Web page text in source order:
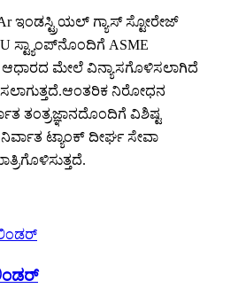
ಇಂಡಸ್ಟ್ರಿಯಲ್ ಗ್ಯಾಸ್ ಸ್ಟೋರೇಜ್
U ಸ್ಟ್ಯಾಂಪ್‌ನೊಂದಿಗೆ ASME
ಮೇಲೆ ವಿನ್ಯಾಸಗೊಳಿಸಲಾಗಿದೆ
ನಿರೋಧನ
ತಂತ್ರಜ್ಞಾನದೊಂದಿಗೆ ವಿಶಿಷ್ಟ
ಟ್ಯಾಂಕ್ ದೀರ್ಘ ಸೇವಾ